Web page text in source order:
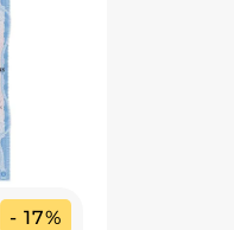
- 17%